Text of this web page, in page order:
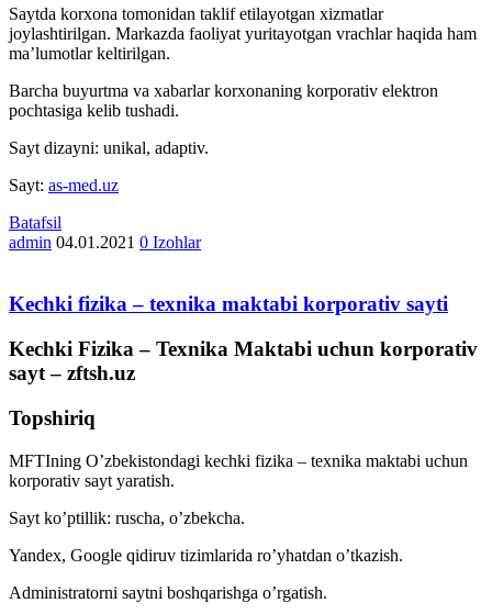
Saytda korxona tomonidan taklif etilayotgan xizmatlar
joylashtirilgan. Markazda faoliyat yuritayotgan vrachlar haqida ham
ma’lumotlar keltirilgan.
Barcha buyurtma va xabarlar korxonaning korporativ elektron
pochtasiga kelib tushadi.
Sayt dizayni: unikal, adaptiv.
Sayt: as-med.uz
Batafsil
admin 04.01.2021 0 Izohlar
Kechki fizika – texnika maktabi korporativ sayti
Kechki Fizika – Texnika Maktabi uchun korporativ
sayt – zftsh.uz
Topshiriq
MFTIning O’zbekistondagi kechki fizika – texnika maktabi uchun
korporativ sayt yaratish.
Sayt ko’ptillik: ruscha, o’zbekcha.
Yandex, Google qidiruv tizimlarida ro’yhatdan o’tkazish.
Administratorni saytni boshqarishga o’rgatish.